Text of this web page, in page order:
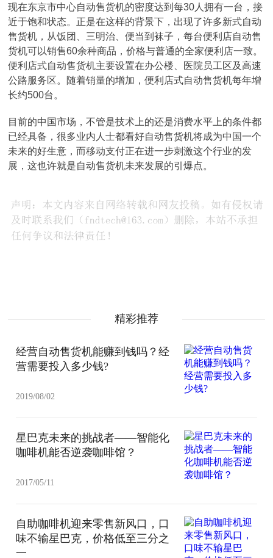
现在东京市中心自动售货机的密度达到每30人拥有一台，接
近于饱和状态。正是在这样的背景下，出现了许多新式自动
售货机，从饭团、三明治、便当到袜子，每台便利店自动售
货机可以销售60余种商品，价格与普通的全家便利店一致。
便利店式自动售货机主要设置在办公楼、医院员工区及高速
公路服务区。随着销量的增加，便利店式自动售货机每年增
长约500台。
目前的中国市场，不管是技术上的还是消费水平上的条件都
已经具备，很多业内人士都看好自动售货机将成为中国一个
未来的好生意，而移动支付正在进一步刺激这个行业的发
展，这也许就是自动售货机未来发展的引爆点。
精彩推荐
经营自动售货机能赚到钱吗？经
营需要投入多少钱?
2019/08/02
星巴克未来的挑战者——智能化
咖啡机能否逆袭咖啡馆？
2017/05/11
自助咖啡机迎来零售新风口，口
味不输星巴克，价格低至三分之
一